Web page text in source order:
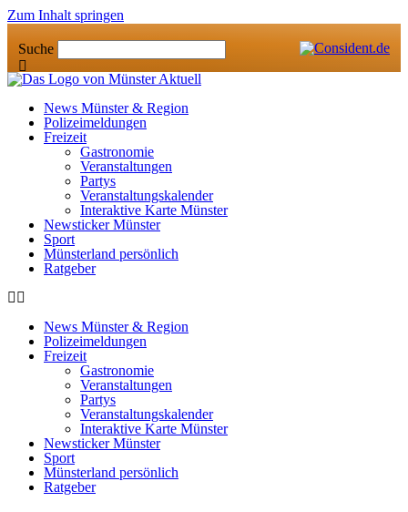
Zum Inhalt springen
Suche
News Münster & Region
Polizeimeldungen
Freizeit
Gastronomie
Veranstaltungen
Partys
Veranstaltungskalender
Interaktive Karte Münster
Newsticker Münster
Sport
Münsterland persönlich
Ratgeber
News Münster & Region
Polizeimeldungen
Freizeit
Gastronomie
Veranstaltungen
Partys
Veranstaltungskalender
Interaktive Karte Münster
Newsticker Münster
Sport
Münsterland persönlich
Ratgeber
Anzeige